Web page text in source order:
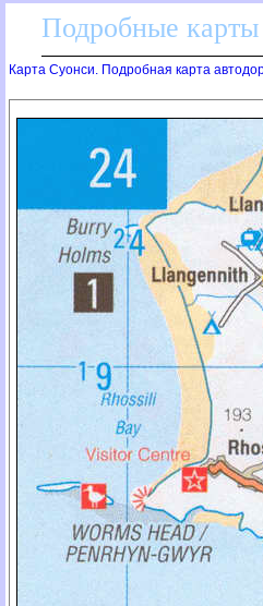
Подробные карты
Карта Суонси. Подробная карта